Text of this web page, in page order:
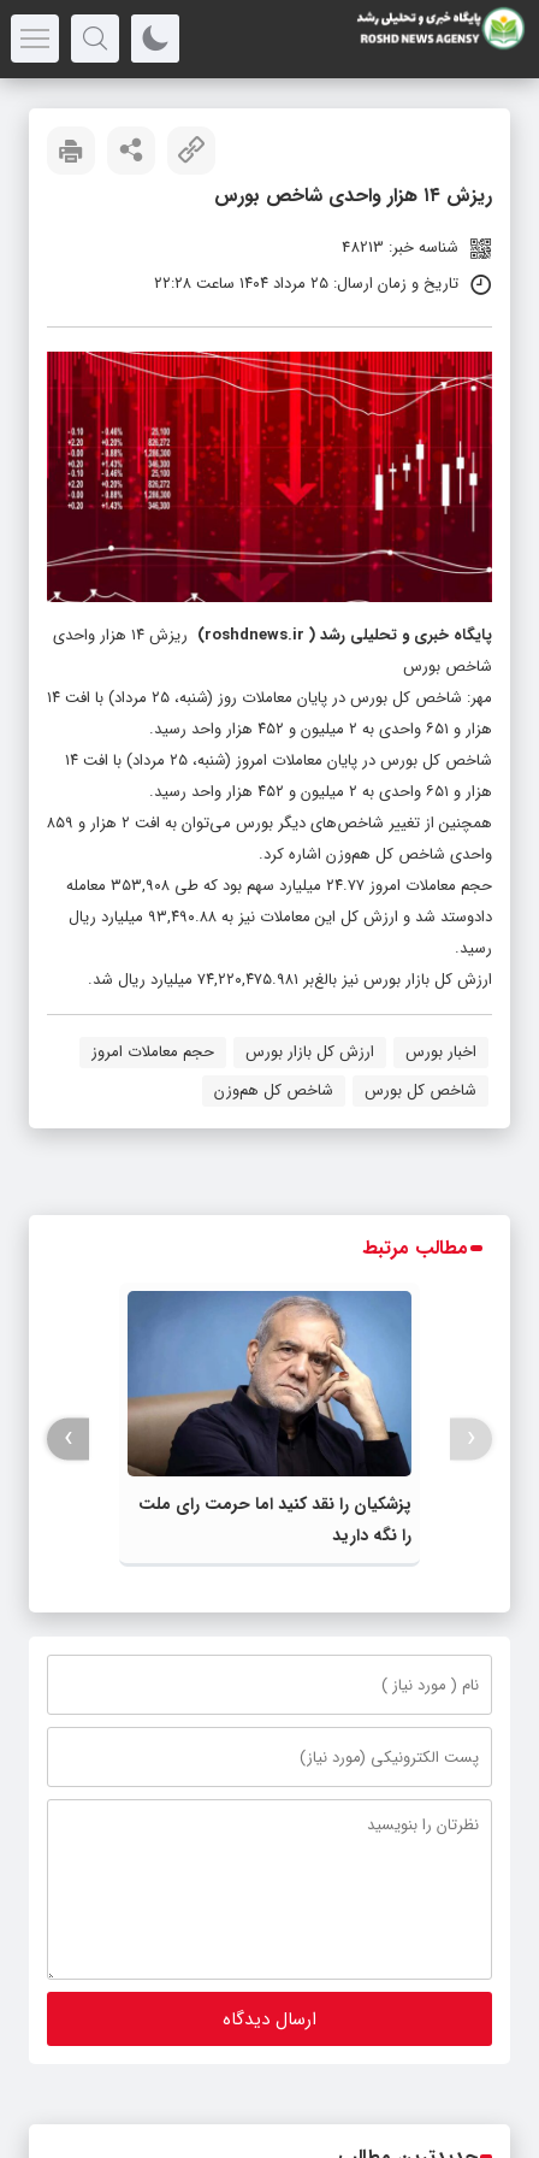
ریزش ۱۴ هزار واحدی شاخص بورس
شناسه خبر: 48213
تاریخ و زمان ارسال: ۲۵ مرداد ۱۴۰۴ ساعت ۲۲:۲۸
پایگاه خبری و تحلیلی رشد(
roshdnews.ir
)
ریزش ۱۴ هزار واحدی
شاخص بورس
مهر: شاخص کل بورس در پایان معاملات روز (شنبه، ۲۵ مرداد) با افت ۱۴
هزار و ۶۵۱ واحدی به ۲ میلیون و ۴۵۲ هزار واحد رسید.
شاخص کل بورس در پایان معاملات امروز (شنبه، ۲۵ مرداد) با افت ۱۴
هزار و ۶۵۱ واحدی به ۲ میلیون و ۴۵۲ هزار واحد رسید.
همچنین از تغییر شاخص‌های دیگر بورس می‌توان به افت ۲ هزار و ۸۵۹
واحدی شاخص کل هم‌وزن اشاره کرد.
حجم معاملات امروز ۲۴.۷۷ میلیارد سهم بود که طی ۳۵۳,۹۰۸ معامله
دادوستد شد و ارزش کل این معاملات نیز به ۹۳,۴۹۰.۸۸ میلیارد ریال
رسید.
ارزش کل بازار بورس نیز بالغ‌بر ۷۴,۲۲۰,۴۷۵.۹۸۱ میلیارد ریال شد.
اخبار بورس ارزش کل بازار بورس
حجم معاملات امروز
شاخص کل بورس
شاخص کل هم‌وزن
مطالب مرتبط
پزشکیان را نقد کنید اما حرمت رای ملت
را نگه دارید
‹
›